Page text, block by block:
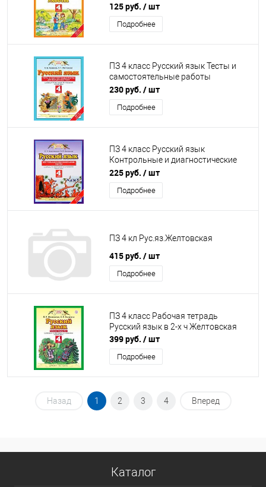
125 руб. / шт
Подробнее
ПЗ 4 класс Русский язык Тесты и
самостоятельные работы
Желтовская
230 руб. / шт
Подробнее
ПЗ 4 класс Русский язык
Контрольные и диагностические
работы Желтовская
225 руб. / шт
Подробнее
ПЗ 4 кл Рус.яз.Желтовская
415 руб. / шт
Подробнее
ПЗ 4 класс Рабочая тетрадь
Русский язык в 2-х ч Желтовская
399 руб. / шт
Подробнее
Назад 1 2 3 4 Вперед
Каталог